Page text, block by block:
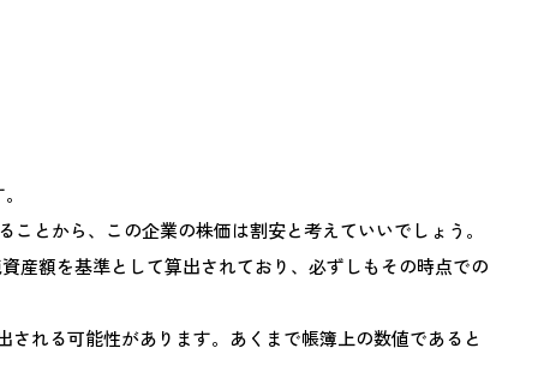
とから、この企業の株価は割安と考えていいでしょう。
産額を基準として算出されており、必ずしもその時点での
れる可能性があります。あくまで帳簿上の数値であると